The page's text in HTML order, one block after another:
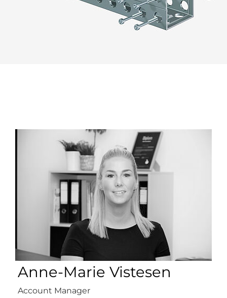
Anne-Marie Vistesen
Account Manager